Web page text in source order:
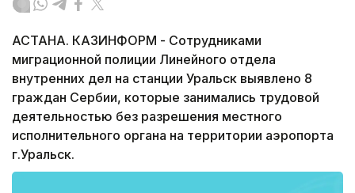
АСТАНА. КАЗИНФОРМ - Сотрудниками
миграционной полиции Линейного отдела
внутренних дел на станции Уральск выявлено 8
граждан Сербии, которые занимались трудовой
деятельностью без разрешения местного
исполнительного органа на территории аэропорта
г.Уральск.